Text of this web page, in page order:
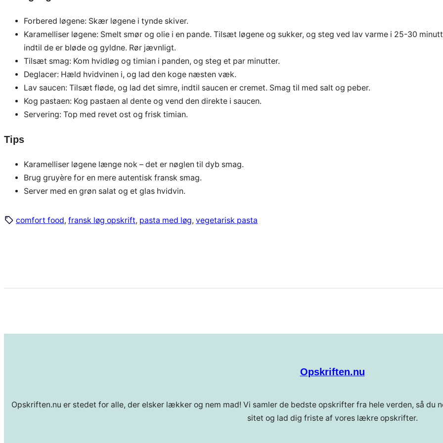
Forbered løgene: Skær løgene i tynde skiver.
Karamelliser løgene: Smelt smør og olie i en pande. Tilsæt løgene og sukker, og steg ved lav varme i 25-30
indtil de er bløde og gyldne. Rør jævnligt.
Tilsæt smag: Kom hvidløg og timian i panden, og steg et par minutter.
Deglacer: Hæld hvidvinen i, og lad den koge næsten væk.
Lav saucen: Tilsæt fløde, og lad det simre, indtil saucen er cremet. Smag til med salt og peber.
Kog pastaen: Kog pastaen al dente og vend den direkte i saucen.
Servering: Top med revet ost og frisk timian.
Tips
Karamelliser løgene længe nok – det er nøglen til dyb smag.
Brug gruyère for en mere autentisk fransk smag.
Server med en grøn salat og et glas hvidvin.
comfort food, fransk løg opskrift, pasta med løg, vegetarisk pasta
Opskriften.nu
Opskriften.nu er stedet for alle, der elsker lækker og nem mad! Vi samler de bedste opskrifter fra hele verden, så
sitet og lad dig friste af vores lækre opskrifter.